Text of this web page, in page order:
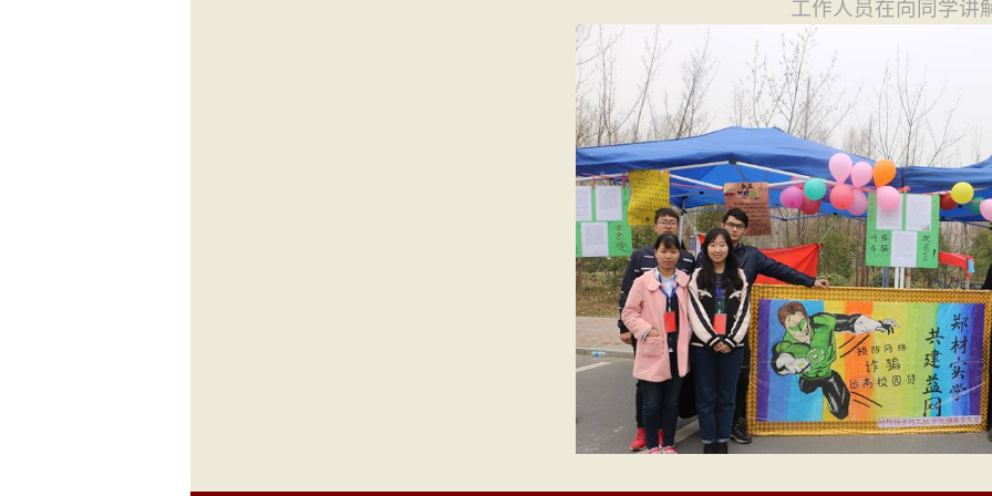
工作人员在向同学讲